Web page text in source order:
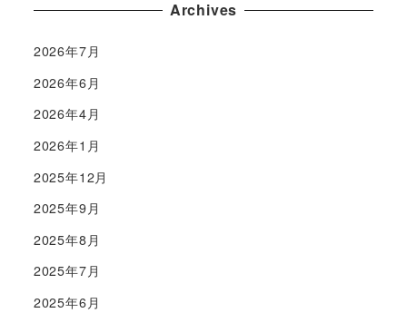
Archives
2026年7月
2026年6月
2026年4月
2026年1月
2025年12月
2025年9月
2025年8月
2025年7月
2025年6月